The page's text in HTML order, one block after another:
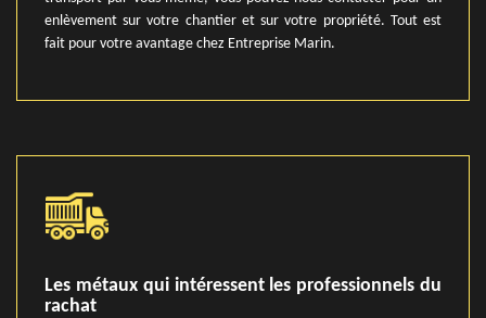
enlèvement sur votre chantier et sur votre propriété. Tout est
fait pour votre avantage chez Entreprise Marin.
Les métaux qui intéressent les professionnels du
rachat